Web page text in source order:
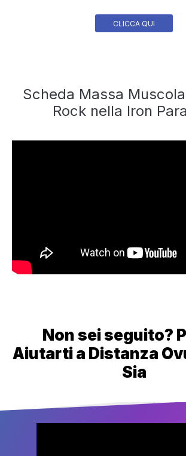
CLICCA QUI
Scheda Massa
Rock nella Iron
Non sei seguito?
Aiutarti a Distanza
Sia